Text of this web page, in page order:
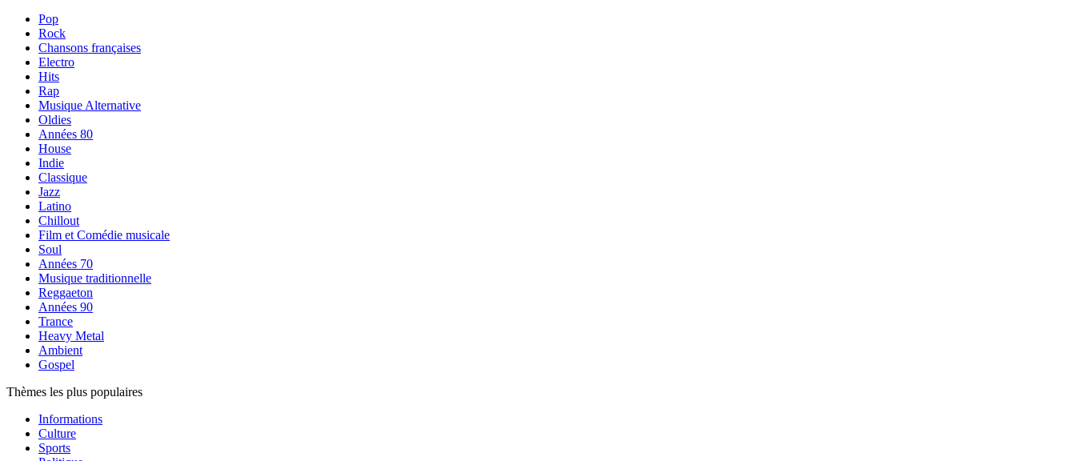
Pop
Rock
Chansons françaises
Electro
Hits
Rap
Musique Alternative
Oldies
Années 80
House
Indie
Classique
Jazz
Latino
Chillout
Film et Comédie musicale
Soul
Années 70
Musique traditionnelle
Reggaeton
Années 90
Trance
Heavy Metal
Ambient
Gospel
Thèmes les plus populaires
Informations
Culture
Sports